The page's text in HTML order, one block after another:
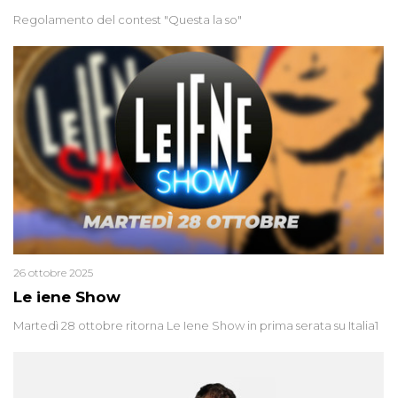
Regolamento del contest "Questa la so"
Le iene Show
26 ottobre 2025
Martedì 28 ottobre ritorna Le Iene Show in prima serata su Italia1